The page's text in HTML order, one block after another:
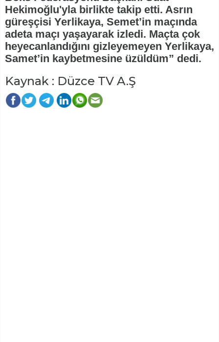
Hekimoğlu'yla birlikte takip etti. Asrın
güreşçisi Yerlikaya, Semet’in maçında
adeta maçı yaşayarak izledi. Maçta çok
heyecanlandığını gizleyemeyen Yerlikaya,
Samet’in kaybetmesine üzüldüm” dedi.
Kaynak : Düzce TV A.Ş